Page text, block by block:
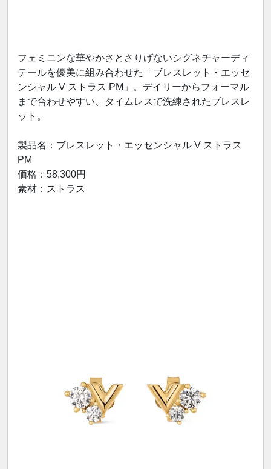
フェミニンな華やかさとさりげないシグネチャーディ
テールを優美に組み合わせた「ブレスレット・エッセ
ンシャル V ストラス PM」。デイリーからフォーマル
まで合わせやすい、タイムレスで洗練されたブレスレ
ット。
製品名：ブレスレット・エッセンシャル V ストラス
PM
価格：58,300円
素材：ストラス